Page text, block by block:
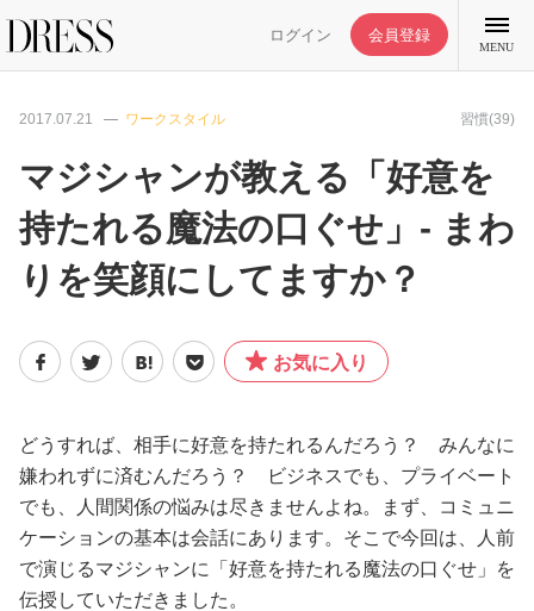
ログイン 会員登録
MENU
特集記事
DRESS部活
ライフスタイル
ファッション
恋愛/結婚/離婚
美容/健康
2017.07.21 ワークスタイル 習慣(39)
マジシャンが教える「好意を
持たれる魔法の口ぐせ」- まわ
りを笑顔にしてますか？
お気に入り
どうすれば、相手に好意を持たれるんだろう？ みんなに
嫌われずに済むんだろう？ ビジネスでも、プライベート
でも、人間関係の悩みは尽きませんよね。まず、コミュニ
ケーションの基本は会話にあります。そこで今回は、人前
で演じるマジシャンに「好意を持たれる魔法の口ぐせ」を
伝授していただきました。